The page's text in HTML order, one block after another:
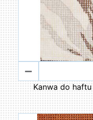
Kanwa do